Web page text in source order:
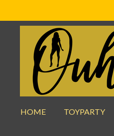
Hauptinhalt
HOME TOYPARTY